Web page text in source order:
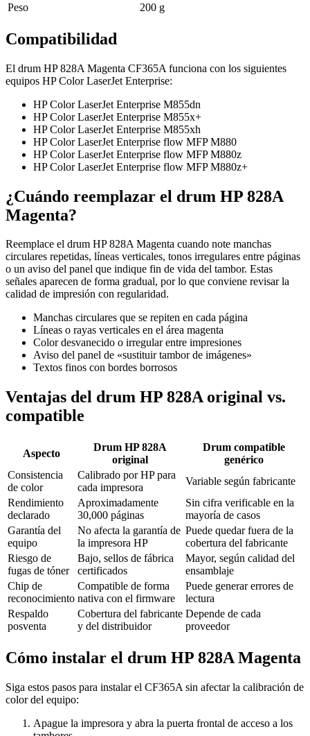
Peso
200 g
Compatibilidad
El drum HP 828A Magenta CF365A funciona con los siguientes
equipos HP Color LaserJet Enterprise:
HP Color LaserJet Enterprise M855dn
HP Color LaserJet Enterprise M855x+
HP Color LaserJet Enterprise M855xh
HP Color LaserJet Enterprise flow MFP M880
HP Color LaserJet Enterprise flow MFP M880z
HP Color LaserJet Enterprise flow MFP M880z+
¿Cuándo reemplazar el drum HP 828A
Magenta?
Reemplace el drum HP 828A Magenta cuando note manchas
circulares repetidas, líneas verticales, tonos irregulares entre páginas
o un aviso del panel que indique fin de vida del tambor. Estas
señales aparecen de forma gradual, por lo que conviene revisar la
calidad de impresión con regularidad.
Manchas circulares que se repiten en cada página
Líneas o rayas verticales en el área magenta
Color desvanecido o irregular entre impresiones
Aviso del panel de «sustituir tambor de imágenes»
Textos finos con bordes borrosos
Ventajas del drum HP 828A original vs.
compatible
Aspecto
Drum HP 828A
original
Drum compatible
genérico
Consistencia
de color
Calibrado por HP para
cada impresora
Variable según fabricante
Rendimiento
declarado
Aproximadamente
30,000 páginas
Sin cifra verificable en la
mayoría de casos
Garantía del
equipo
No afecta la garantía de
la impresora HP
Puede quedar fuera de la
cobertura del fabricante
Riesgo de
fugas de tóner
Bajo, sellos de fábrica
certificados
Mayor, según calidad del
ensamblaje
Chip de
reconocimiento
Compatible de forma
nativa con el firmware
Puede generar errores de
lectura
Respaldo
posventa
Cobertura del fabricante
y del distribuidor
Depende de cada
proveedor
Cómo instalar el drum HP 828A Magenta
Siga estos pasos para instalar el CF365A sin afectar la calibración de
color del equipo:
Apague la impresora y abra la puerta frontal de acceso a los